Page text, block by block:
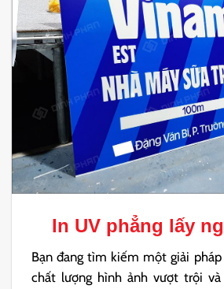
In UV phẳng lấy
Bạn đang tìm kiếm một giải
chất lượng hình ảnh vượt trội